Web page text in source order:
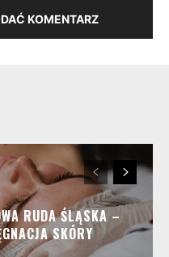
KOMENTARZ
RUDA ŚLĄSKA –
SKÓRY